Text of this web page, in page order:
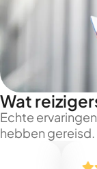
Wat
Echte
hebben gereisd.